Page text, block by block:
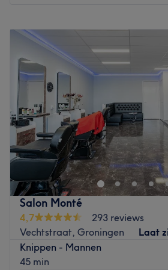
Dinsdag
Woensdag
Donderdag
Vrijdag
Zaterdag
Zondag
Kapsalon Zus en Zo is gevestigd in
Oranjebuurt, waar iedereen welkom
van hip tot klassiek. Altijd wordt u
de twee vaste kapsters. Voor
aanwezig en in de zomer kunt u
thee wachten de de heerlijke tuin bij
Go to venue
Salon Monté
4,7
293 reviews
Vechtstraat, Groningen
Laat
Knippen - Mannen
45 min